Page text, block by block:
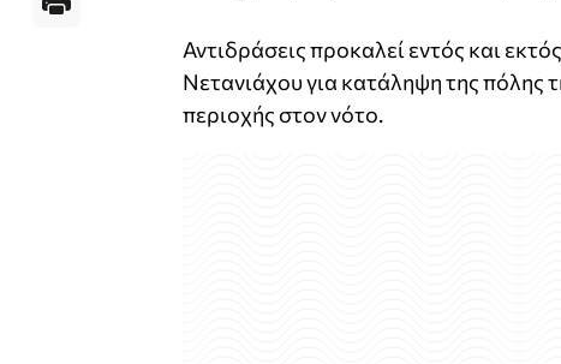
Αντιδράσεις προκαλεί εντός και
Νετανιάχου για κατάληψη της πόλης
περιοχής στον νότο.